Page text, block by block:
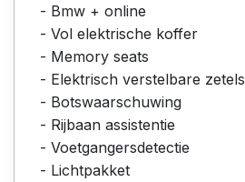
- Bmw + online
- Vol elektrische koffer
- Memory seats
- Elektrisch verstelbare zetels
- Botswaarschuwing
- Rijbaan assistentie
- Voetgangersdetectie
- Lichtpakket